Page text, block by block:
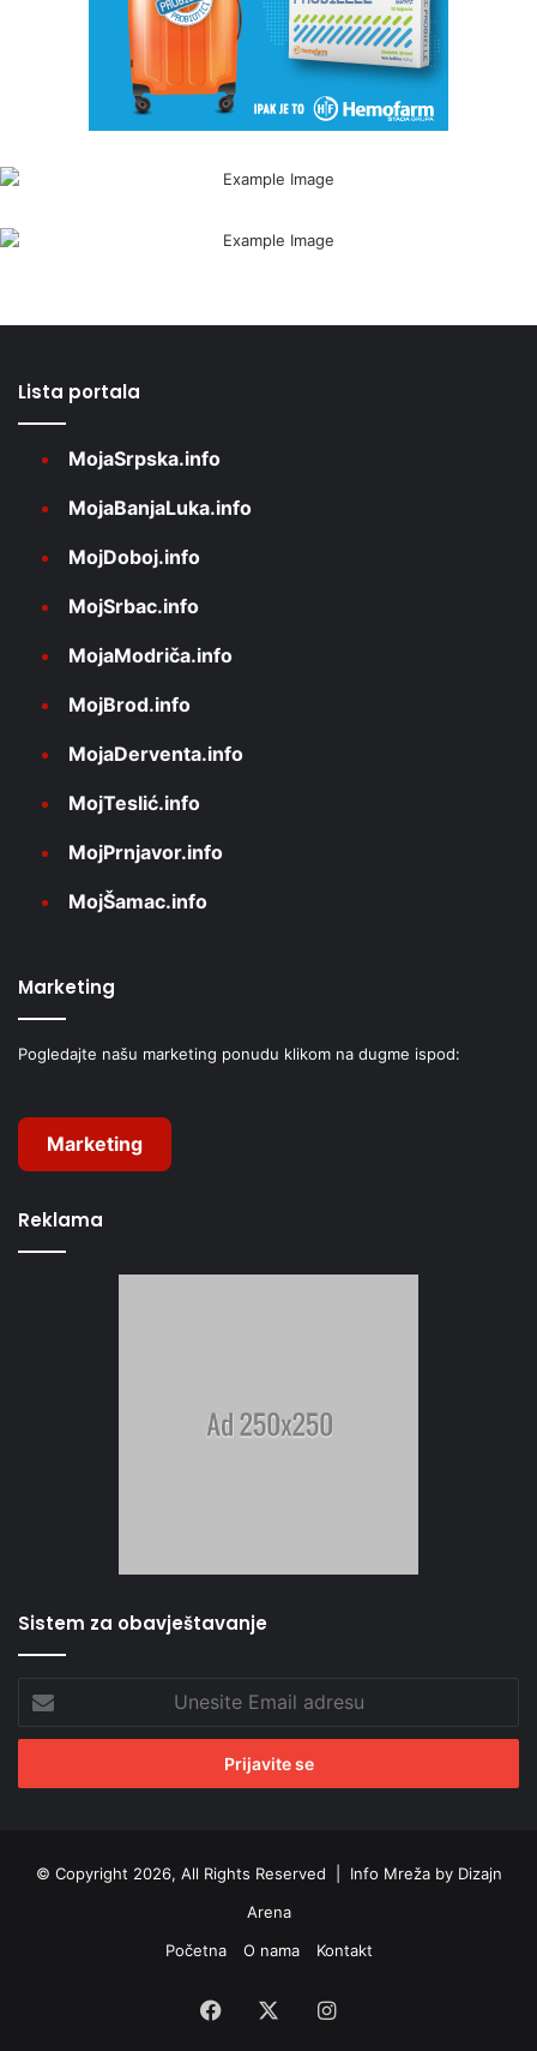
Lista portala
MojaSrpska.info
MojaBanjaLuka.info
MojDoboj.info
MojSrbac.info
MojaModriča.info
MojBrod.info
MojaDerventa.info
MojTeslić.info
MojPrnjavor.info
MojŠamac.info
Marketing
Pogledajte našu marketing ponudu klikom na dugme ispod:
Marketing
Reklama
Sistem za obavještavanje
Email
adresu
© Copyright 2026, All Rights Reserved | Info Mreža by Dizajn
Arena
Početna
O nama Kontakt
Facebook Instagram